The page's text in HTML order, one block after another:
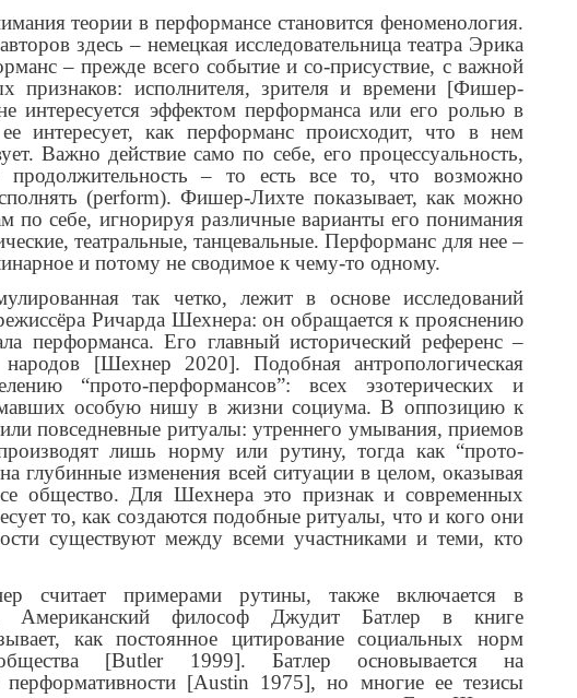
теории в перформансе становится феноменология.
здесь – немецкая исследовательница театра Эрика
– прежде всего событие и со-присуствие, с важной
признаков: исполнителя, зрителя и времени [Фишер-
интересуется эффектом перформанса или его ролью в
интересует, как перформанс происходит, что в нем
Важно действие само по себе, его процессуальность,
продолжительность – то есть все то, что возможно
(perform). Фишер-Лихте показывает, как можно
по себе, игнорируя различные варианты его понимания
театральные, танцевальные. Перформанс для нее –
и потому не сводимое к чему-то одному.
так четко, лежит в основе исследований
Ричарда Шехнера: он обращается к прояснению
перформанса. Его главный исторический референс –
[Шехнер 2020]. Подобная антропологическая
“прото-перформансов”: всех эзотерических и
особую нишу в жизни социума. В оппозицию к
повседневные ритуалы: утреннего умывания, приемов
лишь норму или рутину, тогда как “прото-
глубинные изменения всей ситуации в целом, оказывая
общество. Для Шехнера это признак и современных
то, как создаются подобные ритуалы, что и кого они
существуют между всеми участниками и теми, кто
считает примерами рутины, также включается в
Американский философ Джудит Батлер в книге
как постоянное цитирование социальных норм
общества [Butler 1999]. Батлер основывается на
перформативности [Austin 1975], но многие ее тезисы